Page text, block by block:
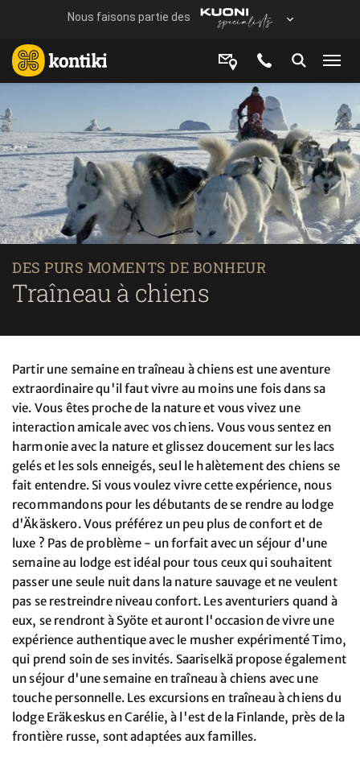
DES PURS MOMENTS DE BONHEUR
Traîneau à chiens
Partir une semaine en traîneau à chiens est une aventure
extraordinaire qu'il faut vivre au moins une fois dans sa
vie. Vous êtes proche de la nature et vous vivez une
interaction amicale avec vos chiens. Vous vous sentez en
harmonie avec la nature et glissez doucement sur les lacs
gelés et les sols enneigés, seul le halètement des chiens se
fait entendre. Si vous voulez vivre cette expérience, nous
recommandons pour les débutants de se rendre au lodge
d'Äkäskero. Vous préférez un peu plus de confort et de
luxe ? Pas de problème - un forfait avec un séjour d'une
semaine au lodge est idéal pour tous ceux qui souhaitent
passer une seule nuit dans la nature sauvage et ne veulent
pas se restreindre niveau confort. Les aventuriers quand à
eux, se rendront à Syöte et auront l'occasion de vivre une
expérience authentique avec le musher expérimenté Timo,
qui prend soin de ses invités. Saariselkä propose également
un séjour d'une semaine en traîneau à chiens avec une
touche personnelle. Les excursions en traîneau à chiens du
lodge Eräkeskus en Carélie, à l'est de la Finlande, près de la
frontière russe, sont adaptées aux familles.